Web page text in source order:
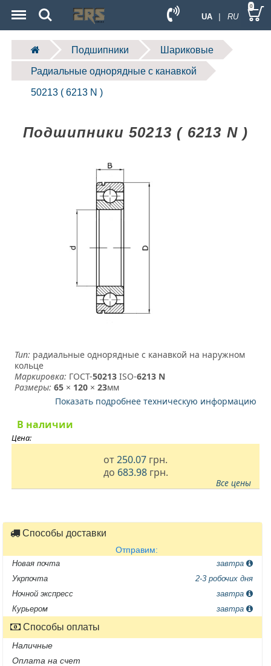
UA | RU
Search 0
Подшипники Шариковые
Радиальные однорядные c канавкой
50213 ( 6213 N )
Подшипники 50213 ( 6213 N )
Тип: радиальные однорядные с канавкой на наружном
кольце
Маркировка: ГОСТ-50213 ­ ISO-6213 N
Размеры: 65 × 120 ×23мм
Показать подробнее техническую информацию
В наличии
Цена:
от250.07 грн.
до 683.98 грн.
Все цены
Способы доставки
Отправим:
Новая почта
завтра
Укрпочта
2-3 робочих дня
Ночной экспресс
завтра
Курьером
завтра
Способы оплаты
Наличные
Оплата на счет